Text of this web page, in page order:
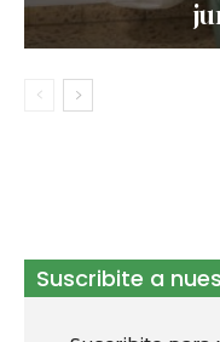
Suscribite a